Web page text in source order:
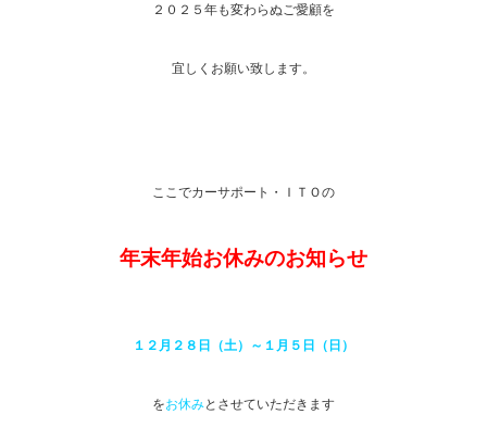
２０２５年も変わらぬご愛顧を
宜しくお願い致します。
ここでカーサポート・ＩＴＯの
年末年始お休みのお知らせ
１２月２８日（土）～１月５日（日）
をお休みとさせていただきます